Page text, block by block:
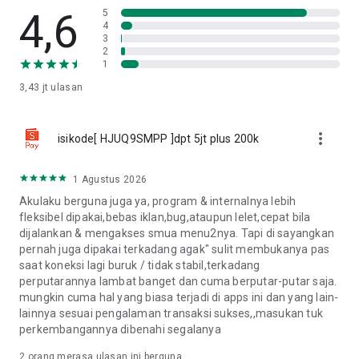
Layanan pembiayaan pada Akulaku didukung oleh PT
Akulaku Finance Indonesia yang berdomisili di Sahid
Sudirman Center 11C, Jl. Jend. Sudirman No.86, RT.10/RW.11,
Karet Tengsin, Tanah Abang, Kota Jakarta Selatan, Daerah
Khusus Ibukota Jakarta 10250, Indonesia, yang terdaftar di
💕Website：https://www.akulaku.com/
💕Facebook: facebook.com/AkuLakuIndonesia
💕Instagram: akulaku_id
💕WhatsApp: https://api.whatsapp.com/send?
phone=6281119120548
Jika kamu membutuhkan bantuan, silakan hubungi layanan
customer care kami:
Telepon : 1500920
Live Chat : Di Halaman [Akun] Aplikasi Akulaku
Hubungi Kami di layanan Customer Care resmi Akulaku :
4,6
3,43 jt ulasan
5
4
3
2
1
isikode[ HJUQ9SMPP ]dpt 5jt plus 200k more_vert
1 Agustus 2026
Akulaku berguna juga ya, program & internalnya lebih
fleksibel dipakai,bebas iklan,bug,ataupun lelet,cepat bila
dijalankan & mengakses smua menu2nya. Tapi di sayangkan
pernah juga dipakai terkadang agak" sulit membukanya pas
saat koneksi lagi buruk / tidak stabil,terkadang
perputarannya lambat banget dan cuma berputar-putar saja.
mungkin cuma hal yang biasa terjadi di apps ini dan yang lain-
lainnya sesuai pengalaman transaksi sukses,,masukan tuk
perkembangannya dibenahi segalanya
2 orang merasa ulasan ini berguna